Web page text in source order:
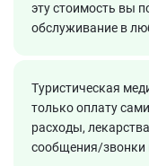
эту стоимость вы
обслуживание в
Туристическая
только оплату
расходы,
сообщения/звонки